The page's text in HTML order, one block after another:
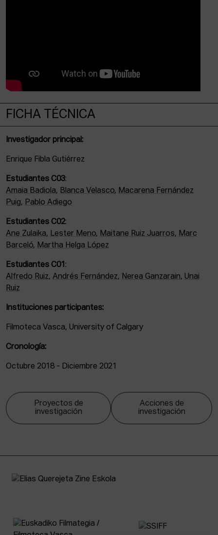
FICHA TÉCNICA
Investigador principal:
Enrique Fibla Gutiérrez
Estudiantes C03:
Amaia Badiola, Blanca Velasco, Macarena Fernández
Puig, Pablo Adiego
Estudiantes C02:
Ane Zulaika, Lester Meno, Maitane Ruiz Juarros, Marc
Barceló, Martha Helga López
Estudiantes C01 :
Alfredo Ruiz, Andrés Fernández, Nerea Ganzarain, Unai
Ruiz
Instituciones participantes:
Filmoteca Vasca, University of Calgary
Cronología:
Octubre 2018 - Diciembre 2021
Proyectos de
investigación
Acciones de
investigación